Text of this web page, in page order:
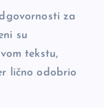
za
su
tekstu,
lično odobrio